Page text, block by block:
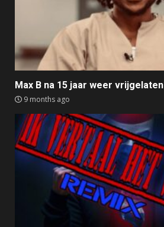
Max B na 15 jaar weer vrijgelaten
9 months ago